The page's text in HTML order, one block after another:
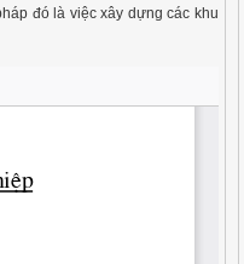
đó là việc xây dựng các khu